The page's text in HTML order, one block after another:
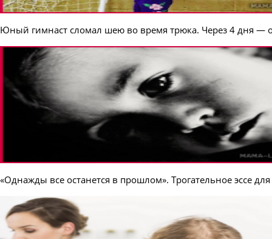
Юный гимнаст сломал шею во время трюка. Через 4 дня —
«Однажды все останется в прошлом». Трогательное эссе